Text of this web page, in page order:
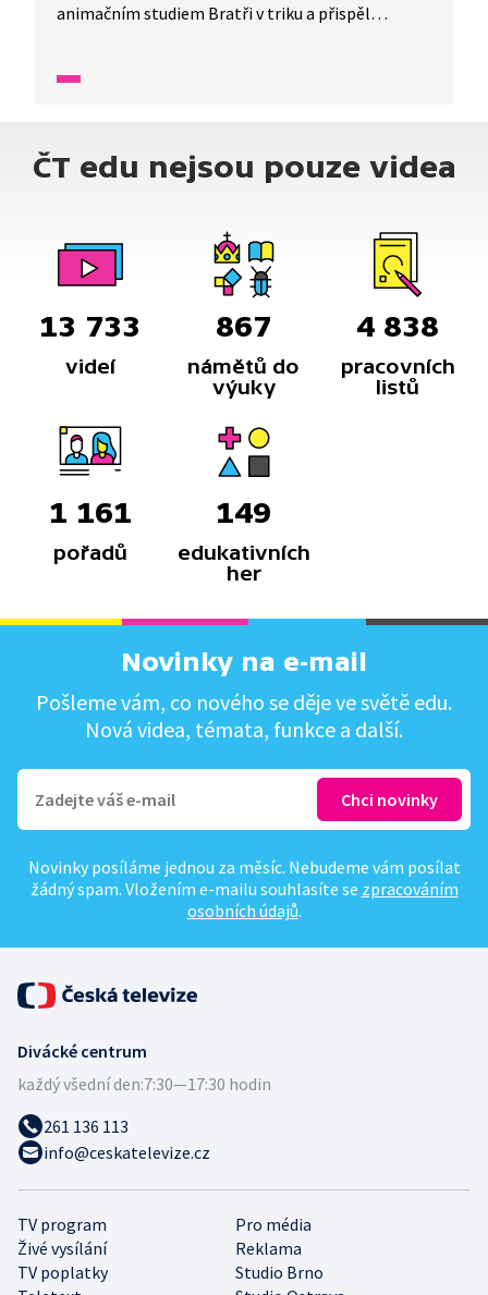
animačním studiem Bratři v triku a přispěl
vytvořili nezapomenutelné postavy a příběhy,
a pochopíte, jak důležitá je kreativita a týmová
spolupráce při vytváření pohádek.
ČT edu nejsou pouze videa
13 733
videí
867
námětů do
výuky
4 838
pracovních
listů
1 161
pořadů
149
edukativních
her
Novinky na e-mail
Pošleme vám, co nového se děje ve světě edu.
Nová videa, témata, funkce a další.
Novinky posíláme jednou za měsíc. Nebudeme vám posílat
žádný spam. Vložením e-mailu souhlasíte se zpracováním
osobních údajů.